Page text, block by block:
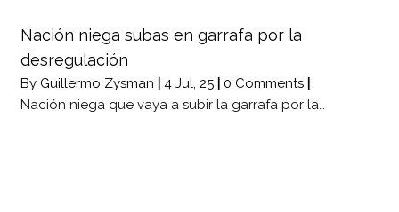
Nación niega subas en garrafa por la
desregulación
By Guillermo Zysman 4 Jul, 25 0 Comments
Nación niega que vaya a subir la garrafa por la…